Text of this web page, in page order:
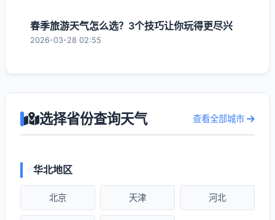
春季旅游天气怎么选？3个技巧让你玩得更尽兴
2026-03-28 02:55
选择省份查询天气 查看全部城市
华北地区
北京 天津 河北